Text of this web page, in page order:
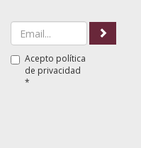
Acepto política
de privacidad
*